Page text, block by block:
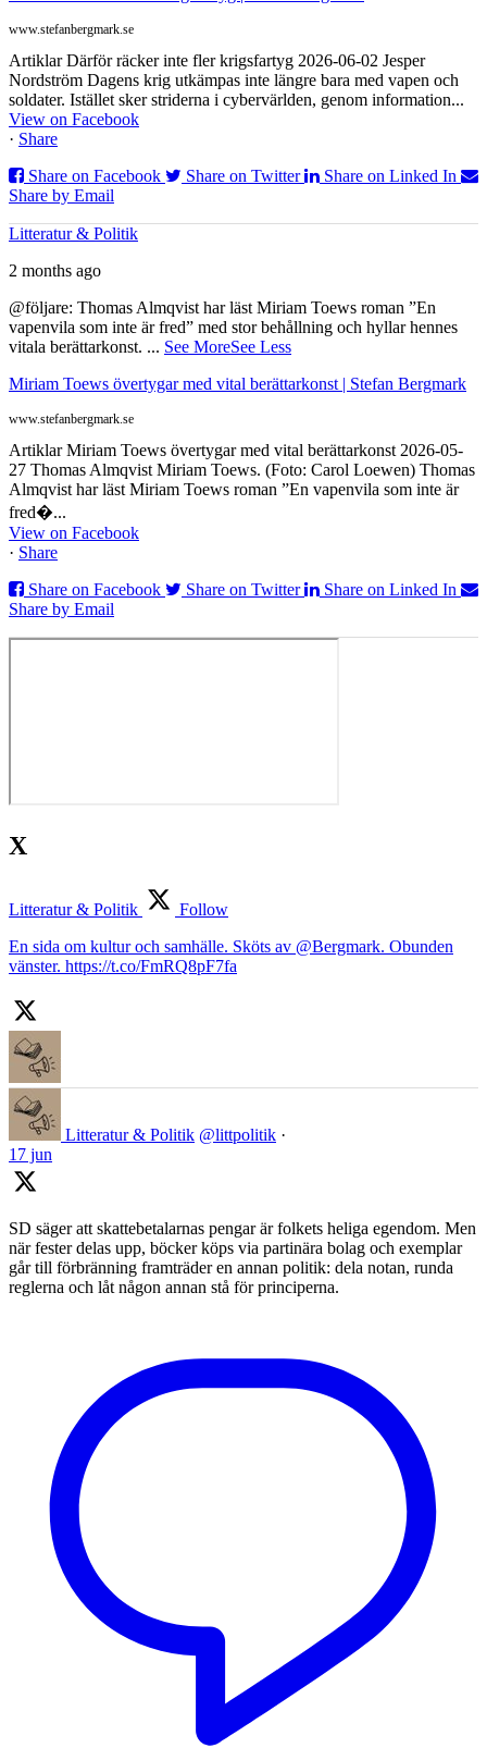
www.stefanbergmark.se
Artiklar Därför räcker inte fler krigsfartyg 2026-06-02 Jesper
Nordström Dagens krig utkämpas inte längre bara med vapen och
soldater. Istället sker striderna i cybervärlden, genom information...
View on Facebook
· Share
Share on Facebook
Share on Twitter
Share on Linked In
Share by Email
Litteratur & Politik
2 months ago
@följare: Thomas Almqvist har läst Miriam Toews roman ”En
vapenvila som inte är fred” med stor behållning och hyllar hennes
vitala berättarkonst. ... See MoreSee Less
Miriam Toews övertygar med vital berättarkonst | Stefan Bergmark
www.stefanbergmark.se
Artiklar Miriam Toews övertygar med vital berättarkonst 2026-05-
27 Thomas Almqvist Miriam Toews. (Foto: Carol Loewen) Thomas
Almqvist har läst Miriam Toews roman ”En vapenvila som inte är
fred�...
View on Facebook
· Share
Share on Facebook
Share on Twitter
Share on Linked In
Share by Email
X
Litteratur & Politik
Follow
En sida om kultur och samhälle. Sköts av @Bergmark. Obunden
vänster. https://t.co/FmRQ8pF7fa
Litteratur & Politik @littpolitik ·
17 jun
SD säger att skattebetalarnas pengar är folkets heliga egendom. Men
när fester delas upp, böcker köps via partinära bolag och exemplar
går till förbränning framträder en annan politik: dela notan, runda
reglerna och låt någon annan stå för principerna.